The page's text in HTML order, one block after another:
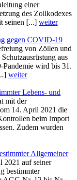
einer
des Zollkodexes
seinen [...] weiter
gegen COVID-19
von Zöllen und
aus
wird bis 31.
weiter
Lebens- und
mit der
14. April 2021 die
beim Import
Zudem wurden
Allgemeiner
2021 auf seiner
bestimmter